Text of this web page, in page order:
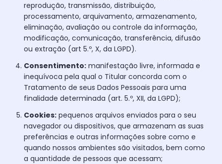
reprodução, transmissão, distribuição,
processamento, arquivamento, armazenamento,
eliminação, avaliação ou controle da informação,
modificação, comunicação, transferência, difusão
ou extração (art 5.º, X, da LGPD).
Consentimento: manifestação livre, informada e
inequívoca pela qual o Titular concorda com o
Tratamento de seus Dados Pessoais para uma
finalidade determinada (art. 5.º, XII, da LGPD);
Cookies: pequenos arquivos enviados para o seu
navegador ou dispositivos, que armazenam as suas
preferências e outras informações sobre como e
quando nossos ambientes são visitados, bem como
a quantidade de pessoas que acessam;